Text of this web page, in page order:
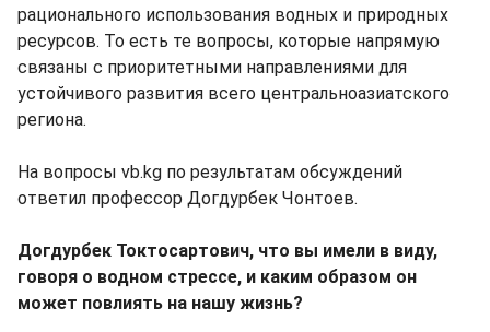
рационального использования водных и природных
ресурсов. То есть те вопросы, которые напрямую
связаны с приоритетными направлениями для
устойчивого развития всего центральноазиатского
региона.
На вопросы vb.kg по результатам обсуждений
ответил профессор Догдурбек Чонтоев.
Догдурбек Токтосартович, что вы имели в виду,
говоря о водном стрессе, и каким образом он
может повлиять на нашу жизнь?